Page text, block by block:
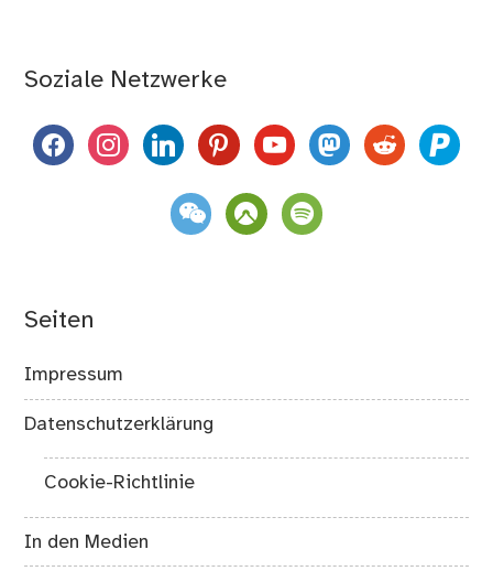
Soziale Netzwerke
facebookinstagramlinkedinpinterestyoutubemastodon
reddit paypal
weixin komootspotify
Seiten
Impressum
Datenschutzerklärung
Cookie-Richtlinie
In den Medien